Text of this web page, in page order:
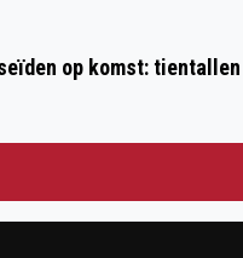
OMTRENT
IN AMSTERDAM
op komst: